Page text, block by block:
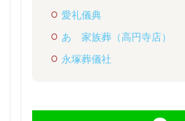
愛礼儀典
あゝ家族葬（高円寺店）
永塚葬儀社